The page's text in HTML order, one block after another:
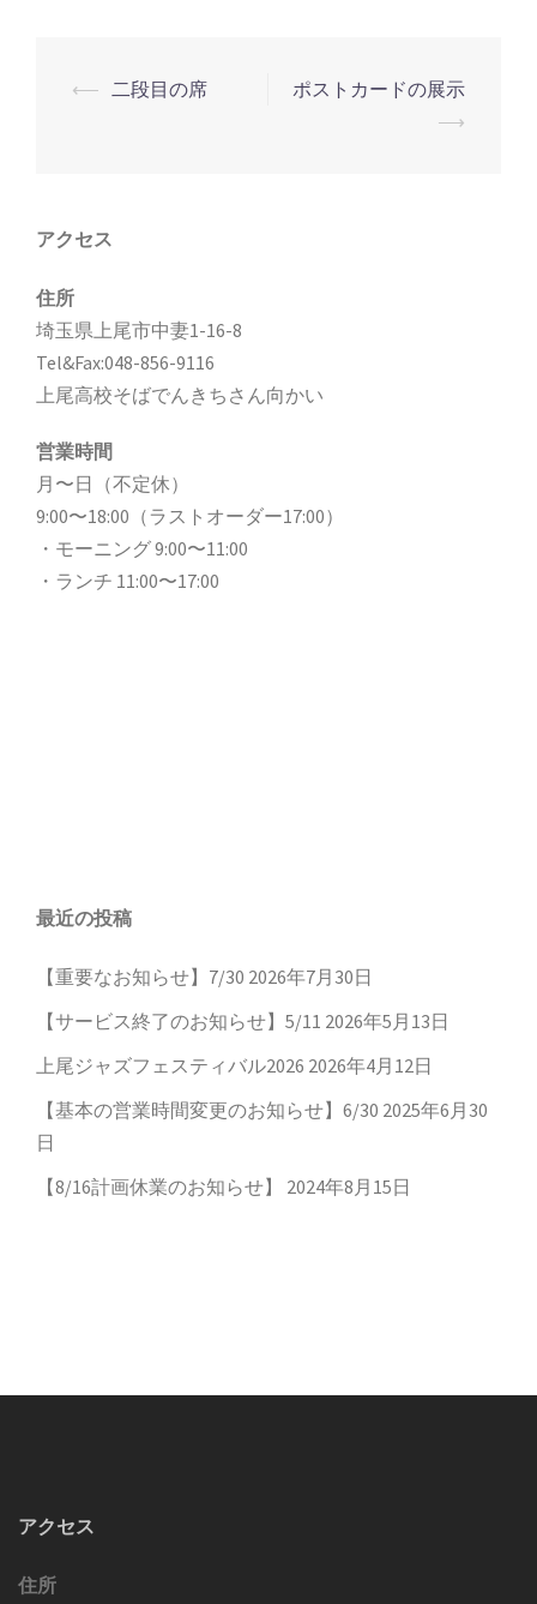
投
ゲ
シ
ョ
ン
⟵ 二段目の席
ポストカードの展示
⟶
アクセス
住所
埼玉県上尾市中妻1-16-8
Tel&Fax:048-856-9116
上尾高校そばでんきちさん向かい
営業時間
月〜日（不定休）
9:00〜18:00（ラストオーダー17:00）
・モーニング 9:00〜11:00
・ランチ 11:00〜17:00
最近の投稿
【重要なお知らせ】7/30 2026年7月30日
【サービス終了のお知らせ】5/11 2026年5月13日
上尾ジャズフェスティバル2026 2026年4月12日
【基本の営業時間変更のお知らせ】6/30 2025年6月30
日
【8/16計画休業のお知らせ】
2024年8月15日
アクセス
住所